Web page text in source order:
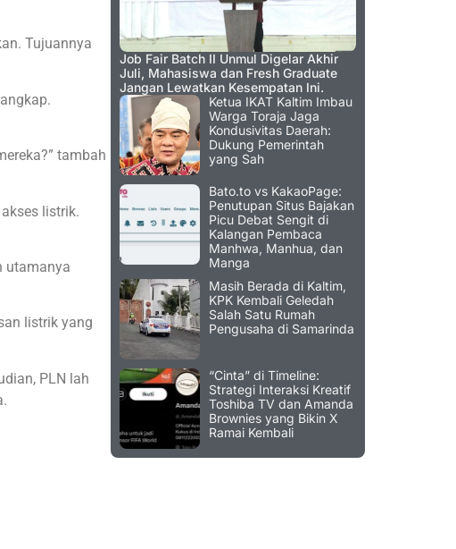
Tujuannya
tambah
listrik.
utamanya
listrik yang
PLN lah
Job Fair Batch II Unmul Digelar Akhir
Juli, Mahasiswa dan Fresh Graduate
Jangan Lewatkan Kesempatan Ini.
Ketua IKAT Kaltim Imbau
Warga Toraja Jaga
Kondusivitas Daerah:
Dukung Pemerintah
yang Sah
Bato.to vs KakaoPage:
Penutupan Situs Bajakan
Picu Debat Sengit di
Kalangan Pembaca
Manhwa, Manhua, dan
Manga
Masih Berada di Kaltim,
KPK Kembali Geledah
Salah Satu Rumah
Pengusaha di Samarinda
“Cinta” di Timeline:
Strategi Interaksi Kreatif
Toshiba TV dan Amanda
Brownies yang Bikin X
Ramai Kembali